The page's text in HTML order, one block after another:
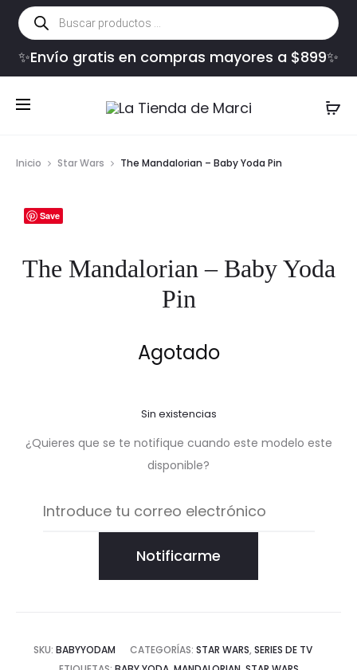
Búsqueda
de
productos
✨Envío gratis en compras mayores a $899✨
Inicio Star Wars The Mandalorian – Baby Yoda Pin
Save
The Mandalorian – Baby Yoda
Pin
Agotado
Sin existencias
¿Quieres que se te notifique cuando este modelo este
disponible?
Notificarme
SKU: BABYYODAM CATEGORÍAS: STAR WARS, SERIES DE TV